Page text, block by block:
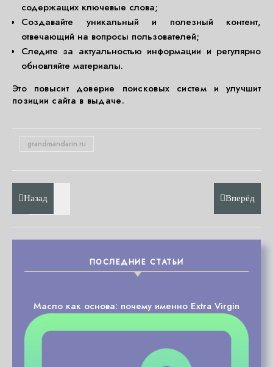
содержащих ключевые слова;
Создавайте уникальный и полезный контент,
отвечающий на вопросы пользователей;
Следите за актуальностью информации и регулярно
обновляйте материалы.
Это повысит доверие поисковых систем и улучшит
позиции сайта в выдаче.
grandmandarin.ru
Назад Вперёд
ПОСЛЕДНИЕ СТАТЬИ
Масло как основа: почему именно Extra Virgin